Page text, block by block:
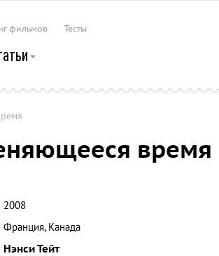
фильмов Тесты
время
2008
Франция, Канада
Нэнси Тейт